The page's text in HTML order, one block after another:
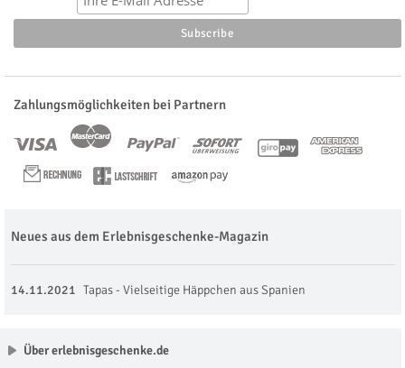
Zahlungsmöglichkeiten bei Partnern
Neues aus dem Erlebnisgeschenke-Magazin
14.11.2021 Tapas - Vielseitige Häppchen aus Spanien
Über erlebnisgeschenke.de